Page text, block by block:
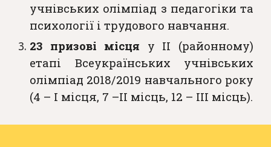
учнівських олімпіад з педагогіки та
психології і трудового навчання.
23 призові місця у ІІ (районному)
етапі Всеукраїнських учнівських
олімпіад 2018/2019 навчального року
(4 – І місця, 7 –ІІ місць, 12 – ІІІ місць).